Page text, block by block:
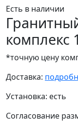
Есть в наличии
комплекс
*точную цену
Доставка:
Установка: есть
Согласование